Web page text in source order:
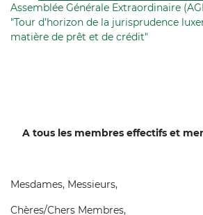
Assemblée Générale Extraordinaire
"Tour d’horizon de la jurisprudence
matière de prêt et de crédit"
A tous les membres effectifs et
Mesdames, Messieurs,
Chères/Chers Membres,